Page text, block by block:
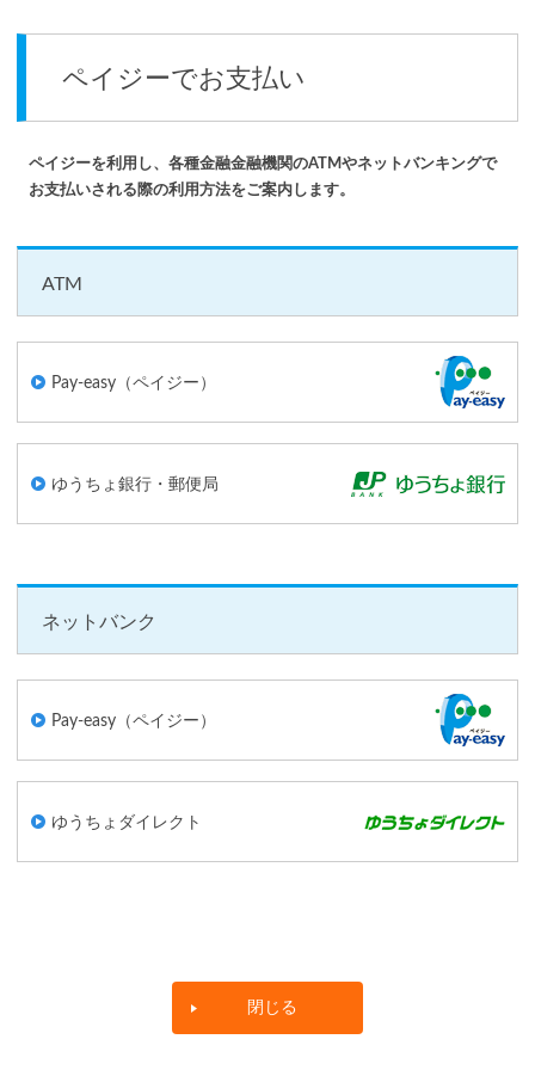
ペイジーでお支払い
ペイジーを利用し、各種金融金融機関のATMやネットバンキングで
お支払いされる際の利用方法をご案内します。
ATM
Pay-easy（ペイジー）
ゆうちょ銀行・郵便局
ネットバンク
Pay-easy（ペイジー）
ゆうちょダイレクト
閉じる